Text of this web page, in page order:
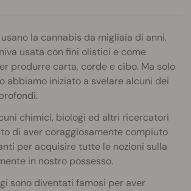
la cannabis da migliaia di anni.
usata con fini olistici e come
produrre carta, corde e cibo. Ma solo
abbiamo iniziato a svelare alcuni dei
chimici, biologi ed altri ricercatori
di aver coraggiosamente compiuto
per acquisire tutte le nozioni sulla
in nostro possesso.
sono diventati famosi per aver